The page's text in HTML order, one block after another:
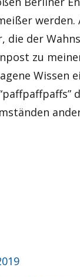
die der
zu
Wissen